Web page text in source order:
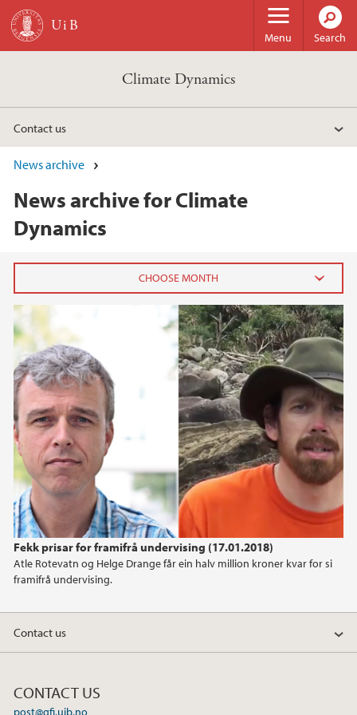
Skip to main content
Menu Search
Climate Dynamics
Contact us
News archive
News archive for Climate
Dynamics
Fekk prisar for framifrå undervising (17.01.2018)
Atle Rotevatn og Helge Drange får ein halv million kroner kvar for si
framifrå undervising.
2023
March (1)
January (1)
2021
2020
2019
2018
2017
2016
2015
Contact us
CONTACT US
post@gfi.uib.no